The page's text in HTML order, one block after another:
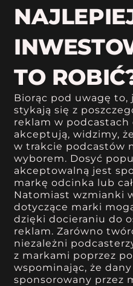
TO
Biorąc pod uwagę to,
stykają się z
reklam w podcastach
akceptują, widzimy,
w trakcie podcastów
wyborem. Dosyć
akceptowalną jest
markę odcinka lub
Natomiast wzmianki
dotyczące marki
dzięki docieraniu do
reklam. Zarówno
niezależni
z markami poprzez
wspominając, że
sponsorowany przez